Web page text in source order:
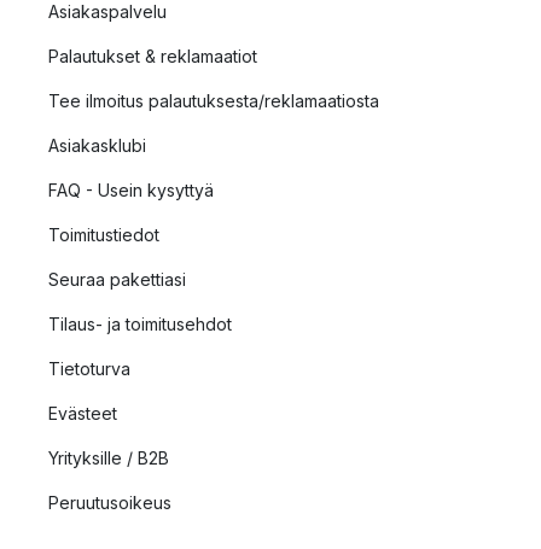
Asiakaspalvelu
Palautukset & reklamaatiot
Tee ilmoitus palautuksesta/reklamaatiosta
Asiakasklubi
FAQ - Usein kysyttyä
Toimitustiedot
Seuraa pakettiasi
Tilaus- ja toimitusehdot
Tietoturva
Evästeet
Yrityksille / B2B
Peruutusoikeus